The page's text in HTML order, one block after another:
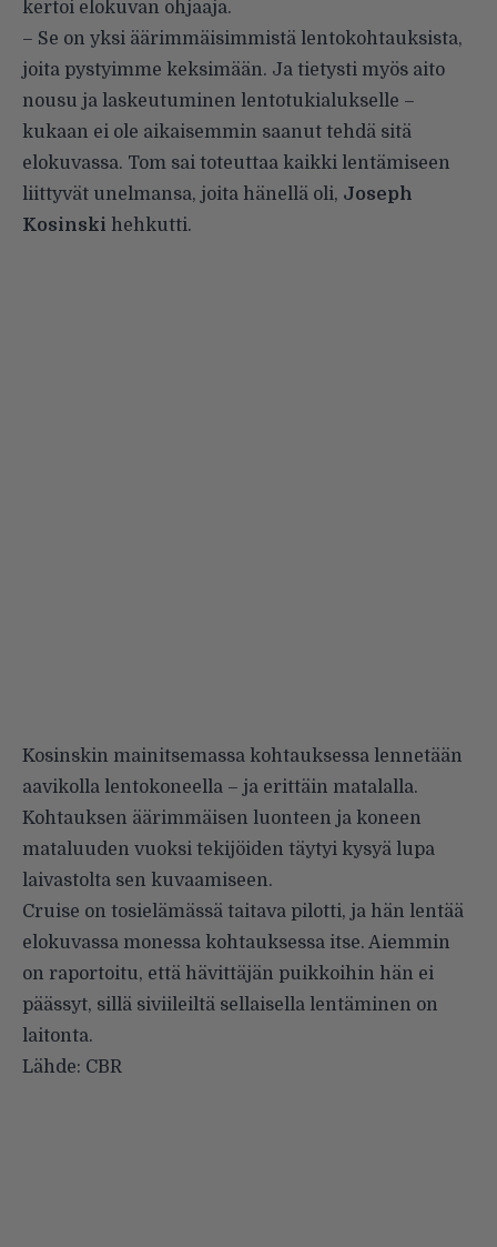
kertoi elokuvan ohjaaja.
– Se on yksi äärimmäisimmistä lentokohtauksista,
joita pystyimme keksimään. Ja tietysti myös aito
nousu ja laskeutuminen lentotukialukselle –
kukaan ei ole aikaisemmin saanut tehdä sitä
elokuvassa. Tom sai toteuttaa kaikki lentämiseen
liittyvät unelmansa, joita hänellä oli, Joseph
Kosinski hehkutti.
Kosinskin mainitsemassa kohtauksessa lennetään
aavikolla lentokoneella – ja erittäin matalalla.
Kohtauksen äärimmäisen luonteen ja koneen
mataluuden vuoksi tekijöiden täytyi kysyä lupa
laivastolta sen kuvaamiseen.
Cruise on tosielämässä taitava pilotti, ja hän lentää
elokuvassa monessa kohtauksessa itse. Aiemmin
on raportoitu, että hävittäjän puikkoihin hän ei
päässyt, sillä siviileiltä sellaisella lentäminen on
laitonta.
Lähde: CBR